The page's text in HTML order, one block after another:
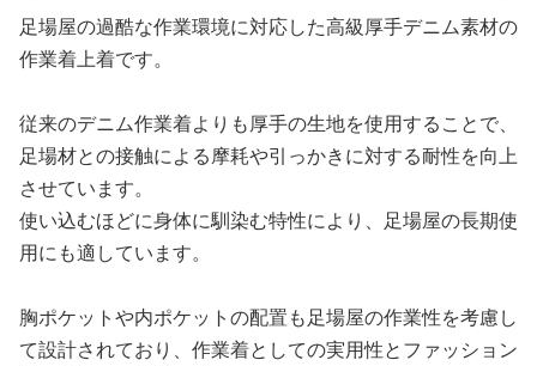
足場屋の過酷な作業環境に対応した高級厚手デニム素材の
作業着上着です。
従来のデニム作業着よりも厚手の生地を使用することで、
足場材との接触による摩耗や引っかきに対する耐性を向上
させています。
使い込むほどに身体に馴染む特性により、足場屋の長期使
用にも適しています。
胸ポケットや内ポケットの配置も足場屋の作業性を考慮し
て設計されており、作業着としての実用性とファッション